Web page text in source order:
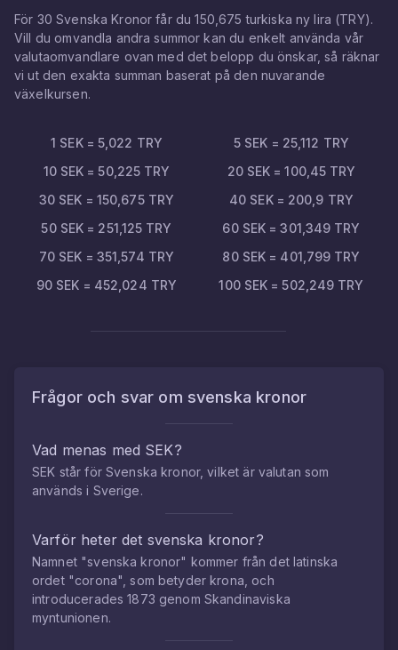
För 30 Svenska Kronor får du150,675 turkiska ny lira (TRY).
Vill du omvandla andra summor kan du enkelt använda vår
valutaomvandlare ovan med det belopp du önskar, så räknar
vi ut den exakta summan baserat på den nuvarande
växelkursen.
1 SEK= 5,022 TRY 5 SEK = 25,112 TRY
10 SEK =50,225 TRY 20 SEK =100,45 TRY
30 SEK = 150,675 TRY 40 SEK= 200,9 TRY
50 SEK = 251,125 TRY 60 SEK =301,349 TRY
70 SEK = 351,574 TRY 80 SEK = 401,799 TRY
90 SEK = 452,024 TRY 100 SEK =502,249 TRY
Frågor och svar om svenska kronor
Vad menas med SEK?
SEK står för Svenska kronor, vilket är valutan som
används i Sverige.
Varför heter det svenska kronor?
Namnet "svenska kronor" kommer från det latinska
ordet "corona", som betyder krona, och
introducerades 1873 genom Skandinaviska
myntunionen.